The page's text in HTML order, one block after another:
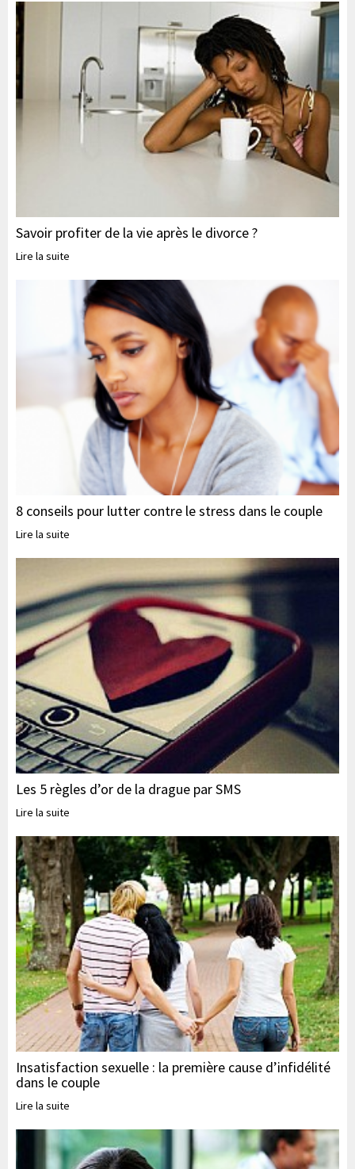
Savoir profiter de la vie après le divorce ?
Lire la suite
8 conseils pour lutter contre le stress dans le couple
Lire la suite
Les 5 règles d’or de la drague par SMS
Lire la suite
Insatisfaction sexuelle : la première cause d’infidélité
dans le couple
Lire la suite